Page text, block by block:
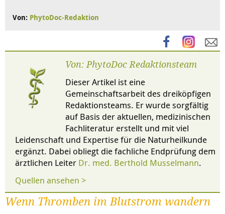
Von: PhytoDoc-Redaktion
Von: PhytoDoc Redaktionsteam
Dieser Artikel ist eine
Gemeinschaftsarbeit des dreiköpfigen
Redaktionsteams. Er wurde sorgfältig
auf Basis der aktuellen, medizinischen
Fachliteratur erstellt und mit viel
Leidenschaft und Expertise für die Naturheilkunde
ergänzt. Dabei obliegt die fachliche Endprüfung dem
ärztlichen Leiter Dr. med. Berthold Musselmann.
Quellen ansehen >
Wenn Thromben im Blutstrom wandern